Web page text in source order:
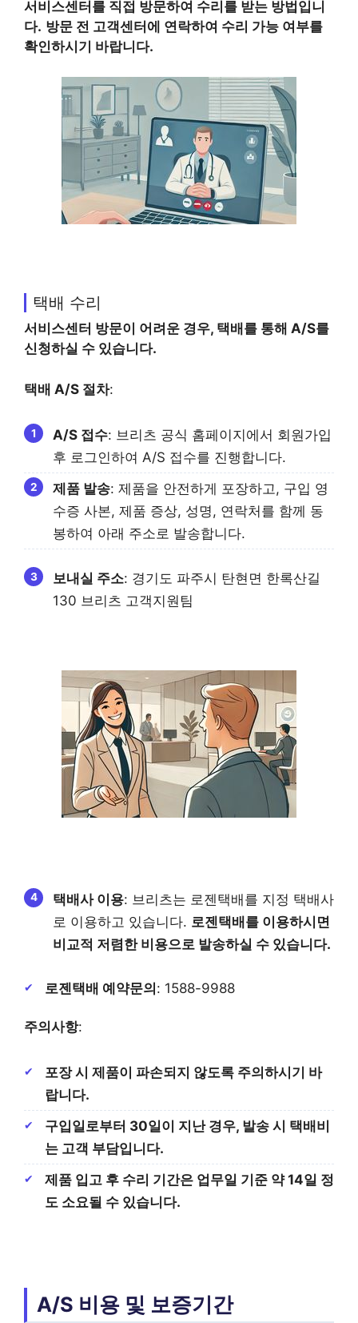
서비스센터를 직접 방문하여 수리를 받는 방법입니
다. 방문 전 고객센터에 연락하여 수리 가능 여부를
확인하시기 바랍니다.
택배 수리
서비스센터 방문이 어려운 경우, 택배를 통해 A/S를
신청하실 수 있습니다.
택배 A/S 절차:
A/S 접수: 브리츠 공식 홈페이지에서 회원가입
후 로그인하여 A/S 접수를 진행합니다.
제품 발송: 제품을 안전하게 포장하고, 구입 영
수증 사본, 제품 증상, 성명, 연락처를 함께 동
봉하여 아래 주소로 발송합니다.
보내실 주소: 경기도 파주시 탄현면 한록산길
130 브리츠 고객지원팀
택배사 이용: 브리츠는 로젠택배를 지정 택배사
로 이용하고 있습니다. 로젠택배를 이용하시면
비교적 저렴한 비용으로 발송하실 수 있습니다.
로젠택배 예약문의: 1588-9988
주의사항:
포장 시 제품이 파손되지 않도록 주의하시기 바
랍니다.
구입일로부터 30일이 지난 경우, 발송 시 택배비
는 고객 부담입니다.
제품 입고 후 수리 기간은 업무일 기준 약 14일 정
도 소요될 수 있습니다.
A/S 비용 및 보증기간